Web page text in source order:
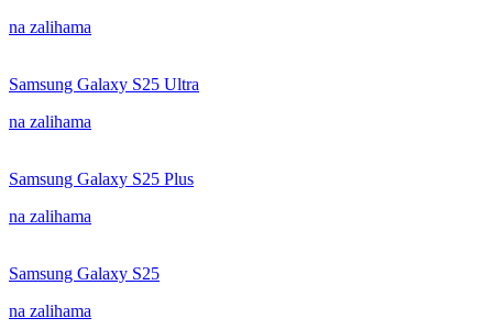
na zalihama
Samsung Galaxy S25 Ultra
na zalihama
Samsung Galaxy S25 Plus
na zalihama
Samsung Galaxy S25
na zalihama